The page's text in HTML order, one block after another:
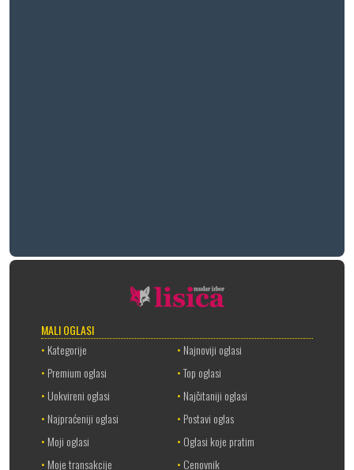
MALI OGLASI
• Kategorije • Najnoviji oglasi
• Premium oglasi •Top oglasi
• Uokvireni oglasi • Najčitaniji oglasi
• Najpraćeniji oglasi • Postavi oglas
• Moji oglasi • Oglasi koje pratim
• Moje transakcije • Cenovnik